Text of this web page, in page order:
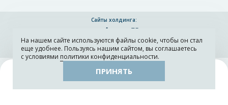
Каталог Остатки тканей
Сайты холдинга:
Разработка и поддержка сайта ADN
На нашем сайте используются файлы cookie, чтобы он стал
еще удобнее. Пользуясь нашим сайтом, вы соглашаетесь
с условиями политики конфиденциальности.
ПРИНЯТЬ